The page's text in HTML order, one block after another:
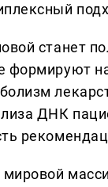
станет
формируют
ДНК